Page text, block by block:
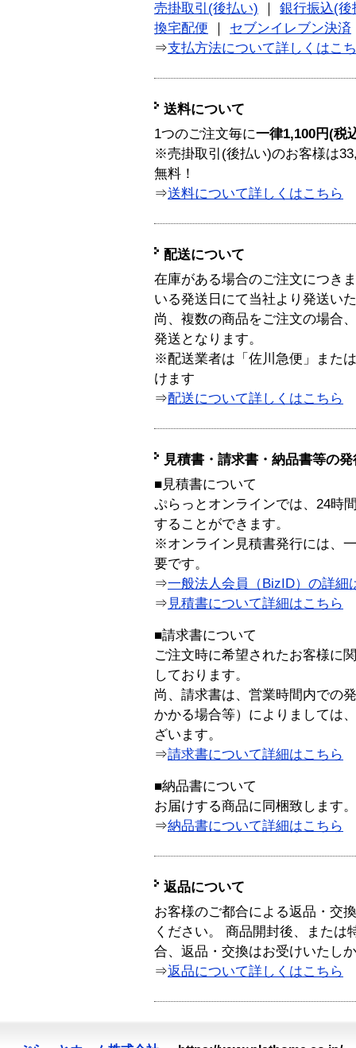
売掛取引(後払い)
銀行振込(後
換宅配便
セブンイレブン決済
⇒支払方法について詳しくはこ
送料について
1つのご注文毎に一律1,100円(税
※売掛取引(後払い)のお客様は
無料！
⇒送料について詳しくはこちら
配送について
在庫がある場合のご注文につき
いる発送日にて当社より発送い
尚、複数の商品をご注文の場合
発送となります。
※配送業者は「佐川急便」また
けます
⇒配送について詳しくはこちら
見積書・請求書・納品書等の
■見積書について
ぷらっとオンラインでは、24時
することができます。
※オンライン見積書発行には、
要です。
⇒一般法人会員（BizID）の詳細
⇒ 見積書について詳細はこちら
■請求書について
ご注文時に希望されたお客様に
しております。
尚、請求書は、営業時間内での
かかる場合等）によりましては
ざいます。
⇒請求書について詳細はこちら
■納品書について
お届けする商品に同梱致します。
⇒納品書について詳細はこちら
返品について
お客様のご都合による返品・交
ください。 商品開封後、または
合、返品・交換はお受けいたし
⇒返品について詳しくはこちら